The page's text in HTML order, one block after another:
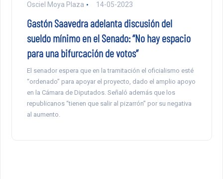
Osciel Moya Plaza 14-05-2023
Gastón Saavedra adelanta discusión del
sueldo mínimo en el Senado: “No hay espacio
para una bifurcación de votos”
El senador espera que en la tramitación el oficialismo esté
“ordenado” para apoyar el proyecto, dado el amplio apoyo
en la Cámara de Diputados. Señaló además que los
republicanos “tienen que salir al pizarrón” por su negativa
al aumento.